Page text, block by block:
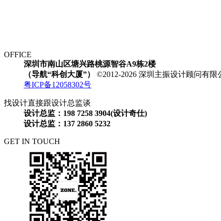
OFFICE
深圳市南山区塘兴路桃源智谷A9栋2楼
（导航“科创大厦”）
©2012-2026 深圳主振设计顾问有限
粤ICP备12058302号
找设计直接跟设计总监谈
设计总监：198 7258 3904(设计奇仕)
设计总监：137 2860 5232
GET IN TOUCH